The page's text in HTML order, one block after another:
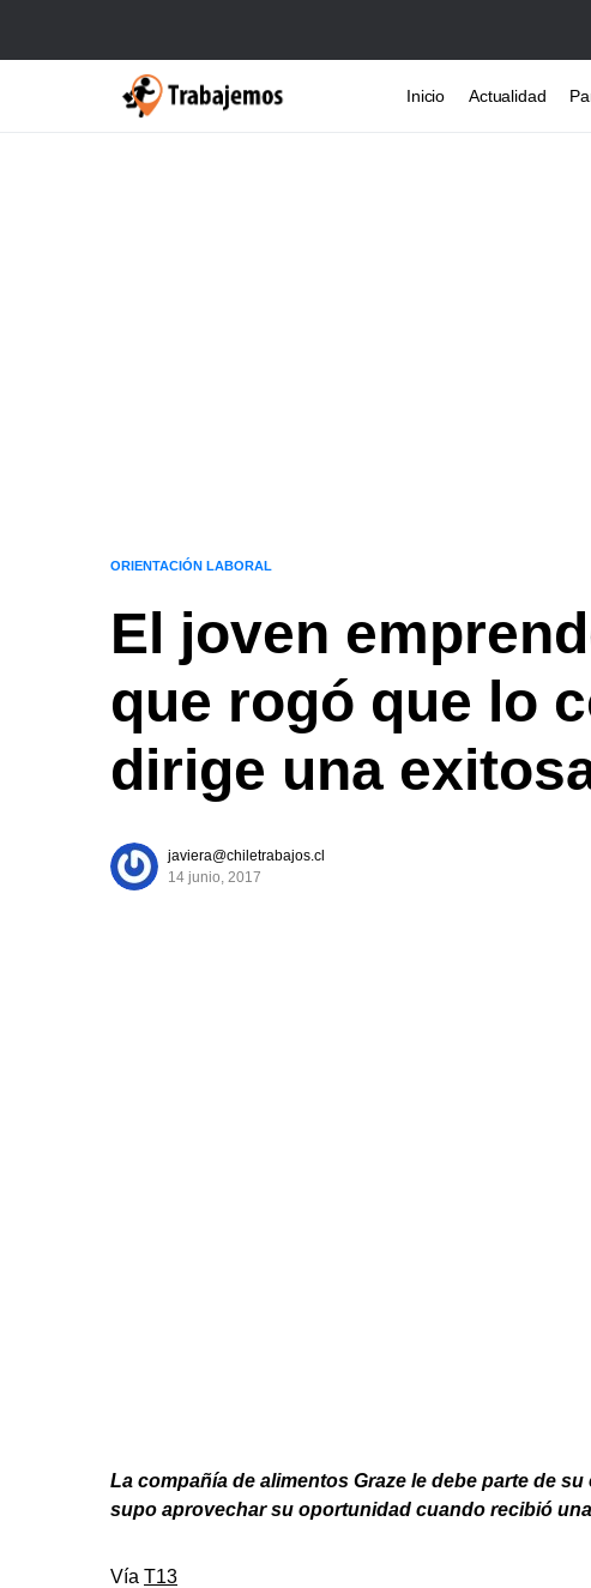
Inicio Actualidad
ORIENTACIÓN LABORAL
El joven
que rogó que lo
dirige una
javiera@chiletrabajos.cl
14 junio, 2017
La compañía de alimentos Graze le debe parte de
supo aprovechar su oportunidad cuando recibió
Vía T13